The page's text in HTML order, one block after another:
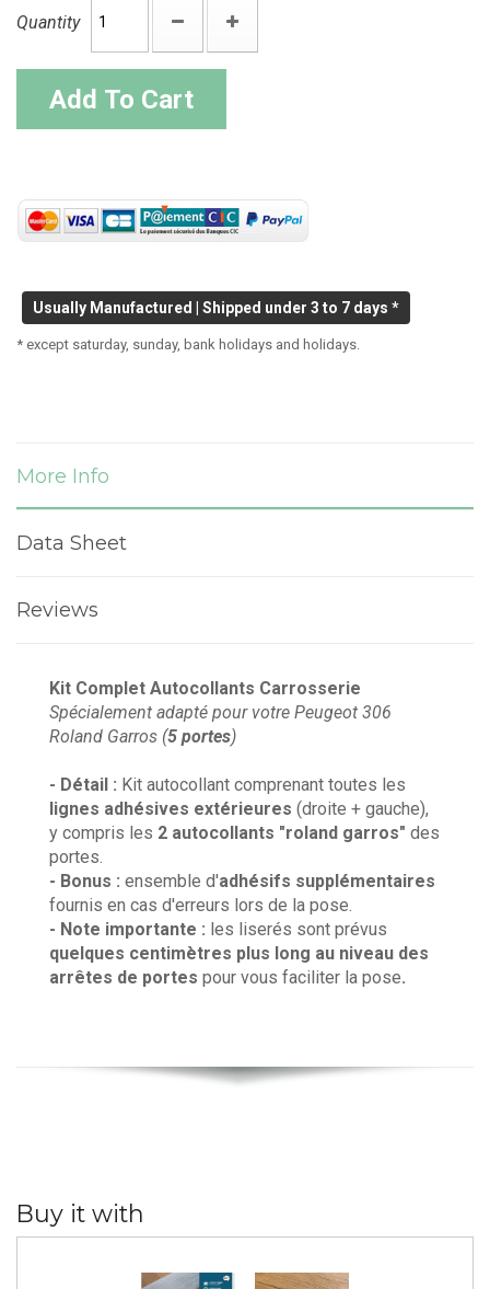
Quantity
Add To Cart
Usually Manufactured | Shipped under 3 to 7 days *
* except saturday, sunday, bank holidays and holidays.
More Info
Data Sheet
Reviews
Kit Complet Autocollants Carrosserie
Spécialement adapté pour votre Peugeot 306
Roland Garros (5 portes)
- Détail : Kit autocollant comprenant toutes les
lignes adhésives extérieures (droite + gauche),
y compris les 2 autocollants "roland garros" des
portes.
- Bonus : ensemble d'adhésifs supplémentaires
fournis en cas d'erreurs lors de la pose.
- Note importante : les liserés sont prévus
quelques centimètres plus long au niveau des
arrêtes de portes pour vous faciliter la pose.
Buy it with